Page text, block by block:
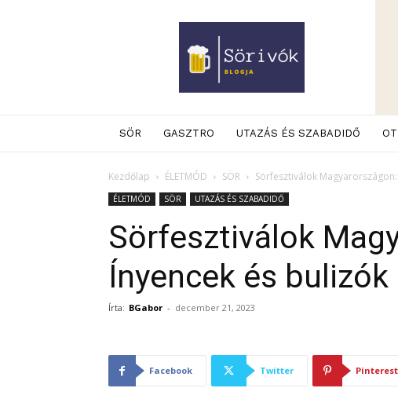
Blogja
SÖR GASZTRO UTAZÁS ÉS SZABADIDŐ
Kezdőlap ÉLETMÓD SÖR Sörfesztiválok
ÉLETMÓD SÖR UTAZÁS ÉS SZABADIDŐ
Sörfesztiválok
Ínyencek és
Írta: BGabor - december 21, 2023
Facebook Twitter Pinterest